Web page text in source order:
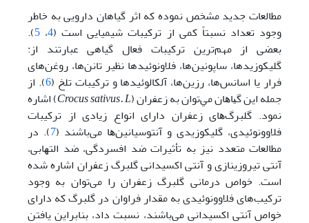
مطالعات جدید مشخص نموده که اثر گیاهان دارویی به خاطر
وجود تعداد نسبتاً کمی از ترکیبات شیمیایی است (4، 5
).
بعضی از مهم‌ترین ترکیبات فعال گیاهی عبارتند از:
گلیکوزیدها، ساپونین‌ها، فلاونوئیدها نظیر تانن‌ها، روغن‌های
فرار یا اسانس‌ها، رزین‌ها، آلکالوئیدها و ترکیبات تلخ (6). از
ﺟﻤﻠﻪ اﻳﻦ ﮔﻴﺎﻫﺎن ﻣﻲ‌ﺗﻮان ﺑﻪ زﻋﻔﺮان (Crocus sativus. L) اﺷﺎره
ﻧﻤﻮد. ﮔﻠﺒﺮگ‌ﻫﺎی زﻋﻔﺮان دارای اﻧﻮاع زﯾﺎدی از ترکیبات
ﻓﻼووﻧﻮﺋﯿﺪی، ﮔﻠﯿﮑﻮزﯾﺪی و آﻧﺘﻮﺳﯿﺎﻧﯿﻦ‌ﻫﺎ می‌باشند (7). در
ﻣﻄﺎﻟﻌﺎت ﻣﺘﻌﺪد ﻧﯿﺰ ﺑﻪ ﺗﺄﺛﯿﺮات ﺿﺪ اﻓﺴﺮدﮔﯽ، ﺿﺪ اﻟﺘﻬﺎﺑﯽ،
آنتی تیروزینازی و آنتی اکسیدانی گلبرگ زعفران اشاره شده
است. خواص درمانی گلبرگ زعفران را می‌توان به وجود
ترکیب‌های فلاوونوئیدی به مقدار فراوان در گلبرگ که دارای
خواص آنتی اکسیدانی می‌باشند، نسبت داد، ﺑﻨﺎﺑﺮاﻳﻦ ﻳﺎﻓﺘﻦ